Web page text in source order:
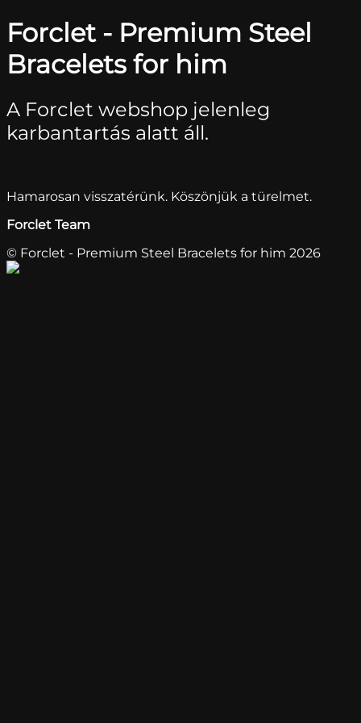
Forclet - Premium Steel
Bracelets for him
A Forclet webshop jelenleg
karbantartás alatt áll.
Hamarosan visszatérünk. Köszönjük a türelmet.
Forclet Team
© Forclet - Premium Steel Bracelets for him 2026